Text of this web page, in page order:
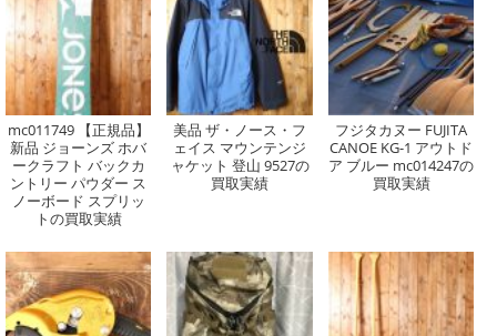
mc011749 【正規品】
新品 ジョーンズ ホバ
ークラフト バックカ
ントリー パウダー ス
ノーボード スプリッ
トの買取実績
美品 ザ・ノース・フ
ェイス マウンテンジ
ャケット 登山 9527の
買取実績
フジタカヌー FUJITA
CANOE KG-1 アウトド
ア ブルー mc014247の
買取実績